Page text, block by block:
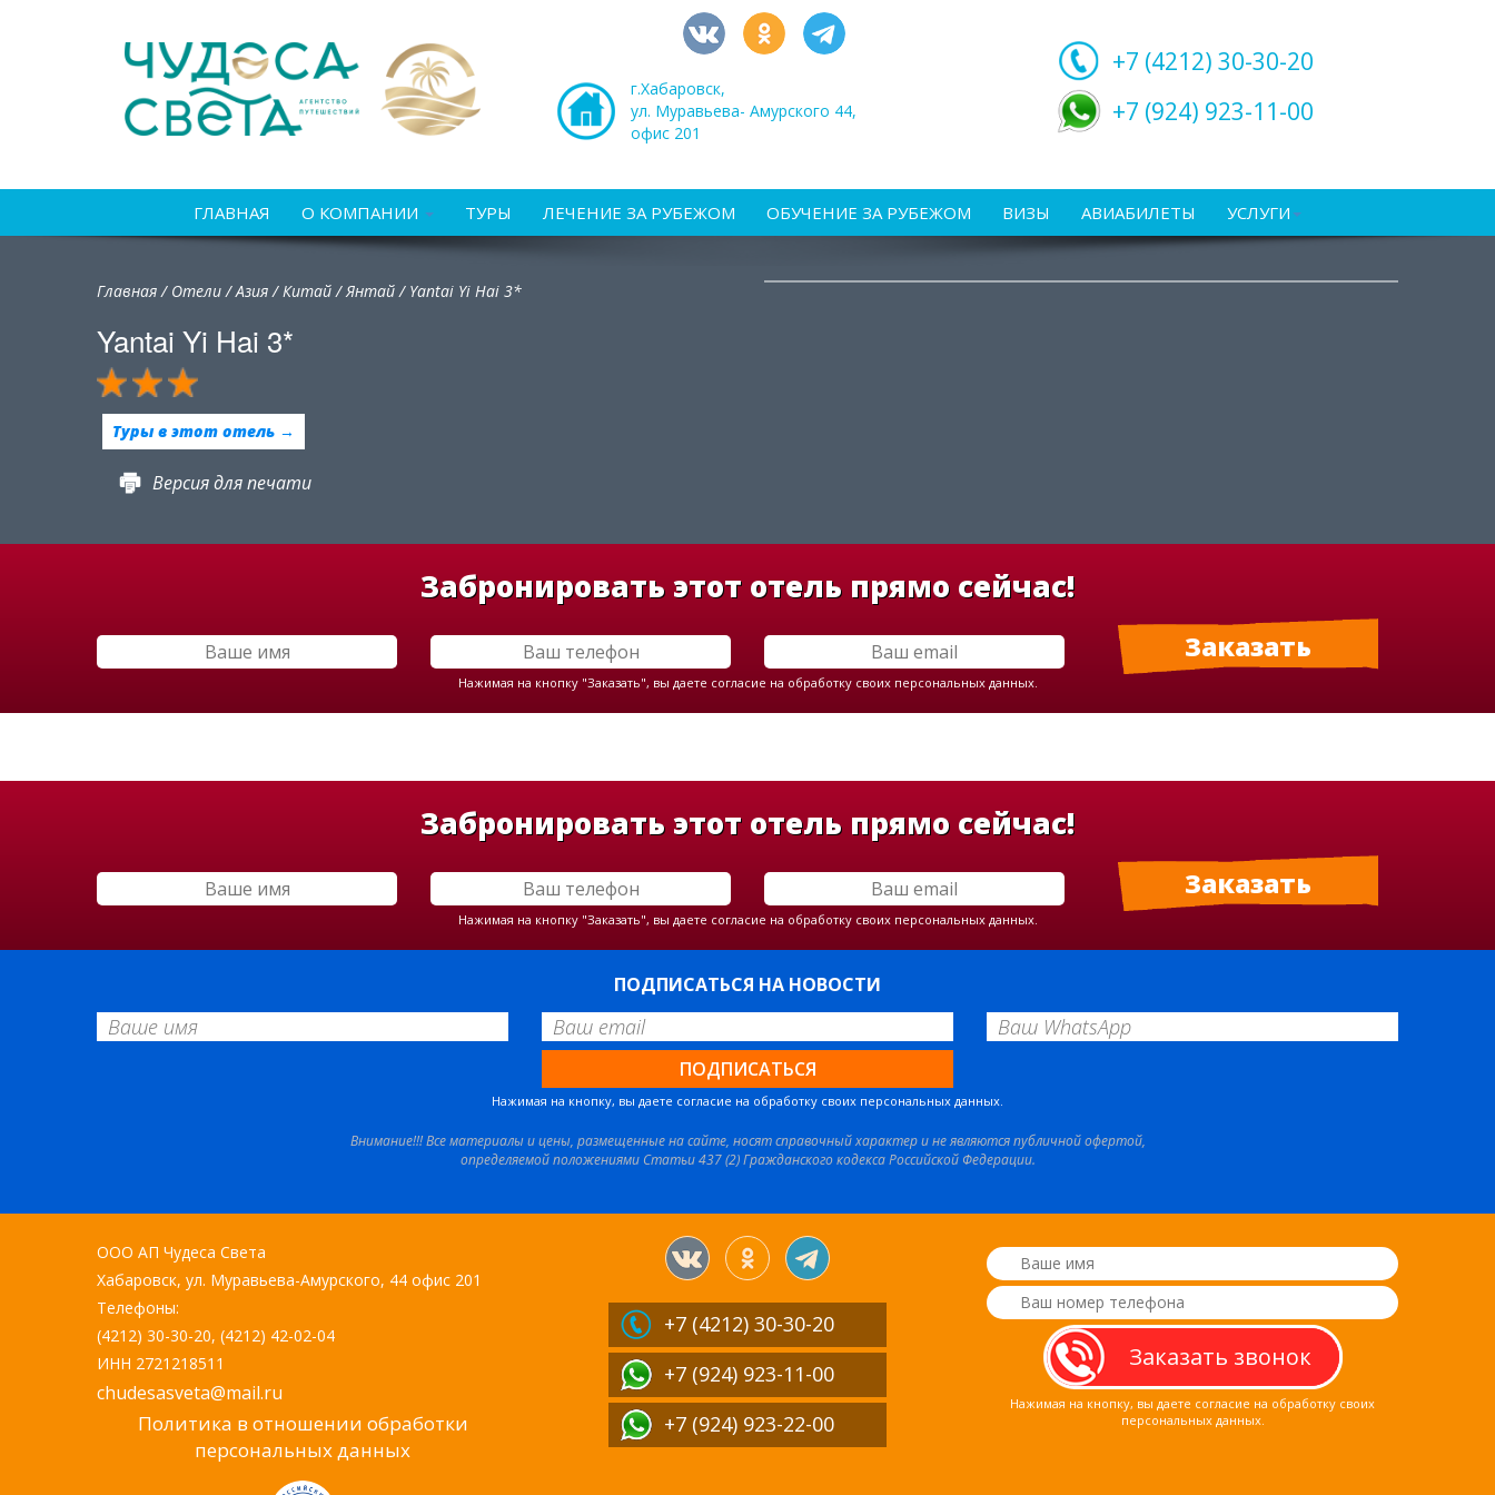
г.Хабаровск,
ул. Муравьева- Амурского 44,
офис 201
+7 (4212) 30-30-20
+7 (924) 923-11-00
ГЛАВНАЯ О КОМПАНИИ ТУРЫ ЛЕЧЕНИЕ ЗА РУБЕЖОМ ОБУЧЕНИЕ ЗА РУБЕЖОМ ВИЗЫ АВИАБИЛЕТЫ УСЛУГИ
Главная/ Отели/Азия/Китай/Янтай / Yantai Yi Hai 3*
Yantai Yi Hai 3*
Туры в этот отель →
Версия для печати
Забронировать этот отель прямо сейчас!
Нажимая на кнопку "Заказать", вы даете согласие на обработку своих персональных данных.
Забронировать этот отель прямо сейчас!
Нажимая на кнопку "Заказать", вы даете согласие на обработку своих персональных данных.
ПОДПИСАТЬСЯ НА НОВОСТИ
Нажимая на кнопку, вы даете согласие на обработку своих персональных данных.
Внимание!!! Все материалы и цены, размещенные на сайте, носят справочный характер и не являются публичной офертой,
определяемой положениями Статьи 437 (2) Гражданского кодекса Российской Федерации.
ООО АП Чудеса Света
Хабаровск, ул. Муравьева-Амурского, 44 офис 201
Телефоны:
(4212) 30-30-20, (4212) 42-02-04
ИНН 2721218511
chudesasveta@mail.ru
Политика в отношении обработки
персональных данных
+7 (4212) 30-30-20
+7 (924) 923-11-00
+7 (924) 923-22-00
Нажимая на кнопку, вы даете согласие на обработку своих
персональных данных.